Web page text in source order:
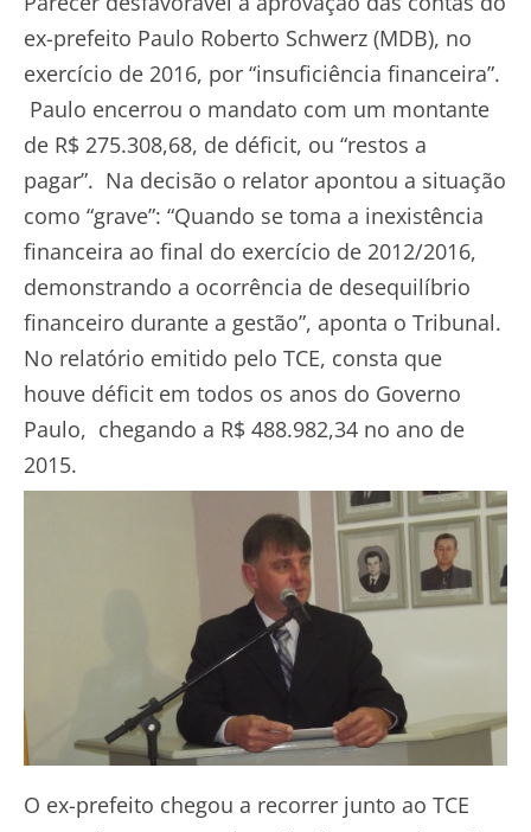
ex-prefeito Paulo Roberto Schwerz (MDB), no
exercício de 2016, por “insuficiência financeira”.
Paulo encerrou o mandato com um montante
de R$ 275.308,68, de déficit, ou “restos a
pagar”. Na decisão o relator apontou a situação
como “grave”: “Quando se toma a inexistência
financeira ao final do exercício de 2012/2016,
demonstrando a ocorrência de desequilíbrio
financeiro durante a gestão”, aponta o Tribunal.
No relatório emitido pelo TCE, consta que
houve déficit em todos os anos do Governo
Paulo, chegando a R$ 488.982,34 no ano de
2015.
O ex-prefeito chegou a recorrer junto ao TCE